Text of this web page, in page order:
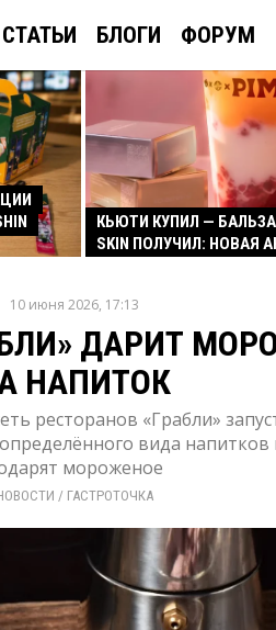
СТАТЬИ БЛОГИ ФОРУМ
КЬЮТИ КУПИЛ —
SKIN ПОЛУЧИЛ: НОВАЯ
10 июня 2026, 17:13
ДАРИТ
НАПИТОК
ресторанов «Грабли»
вида
мороженое
/ ГАСТРОТОЧКА